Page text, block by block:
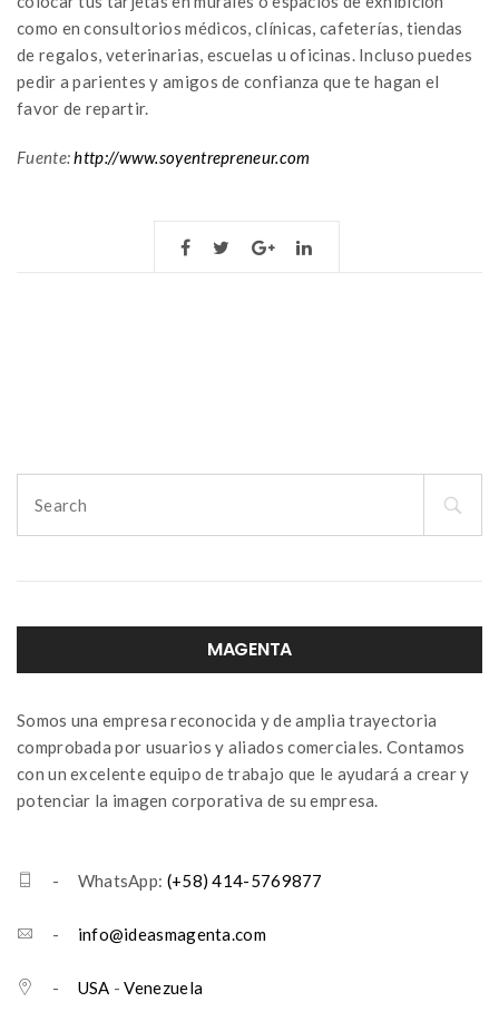
como en consultorios médicos, clínicas, cafeterías, tiendas
de regalos, veterinarias, escuelas u oficinas. Incluso puedes
pedir a parientes y amigos de confianza que te hagan el
favor de repartir.
Fuente:http://www.soyentrepreneur.com
for:
MAGENTA
Somos una empresa reconocida y de amplia trayectoria
comprobada por usuarios y aliados comerciales. Contamos
con un excelente equipo de trabajo que le ayudará a crear y
potenciar la imagen corporativa de su empresa.
- WhatsApp: (+58) 414-5769877
- info@ideasmagenta.com
- USA -Venezuela